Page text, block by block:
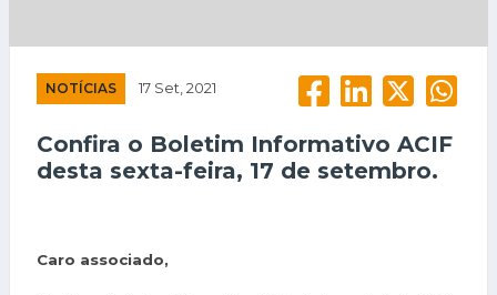
NOTÍCIAS 17 Set, 2021
Confira o Boletim Informativo ACIF
desta sexta-feira, 17 de setembro.
Caro associado,